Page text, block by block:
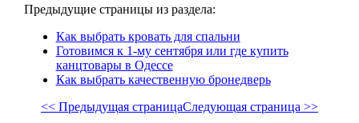
Предыдущие страницы из раздела:
Как выбрать кровать для спальни
Готовимся к 1-му сентября или где купить
канцтовары в Одессе
Как выбрать качественную бронедверь
<< Предыдущая страницаСледующая страница >>